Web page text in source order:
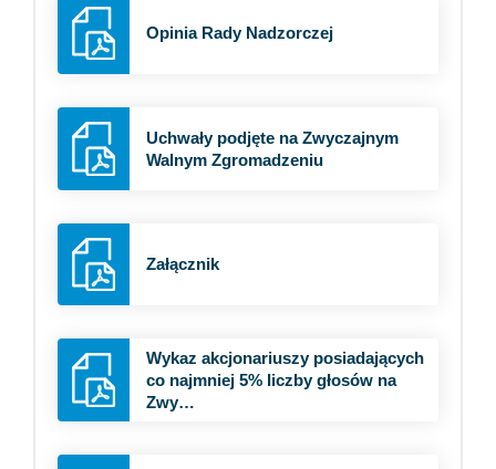
Opinia Rady Nadzorczej
Uchwały podjęte na Zwyczajnym
Walnym Zgromadzeniu
Załącznik
Wykaz akcjonariuszy posiadających
co najmniej 5% liczby głosów na
Zwy…